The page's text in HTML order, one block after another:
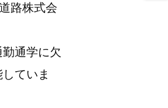
路株式会
通学に欠
ていま